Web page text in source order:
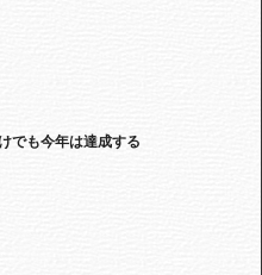
でも今年は達成する